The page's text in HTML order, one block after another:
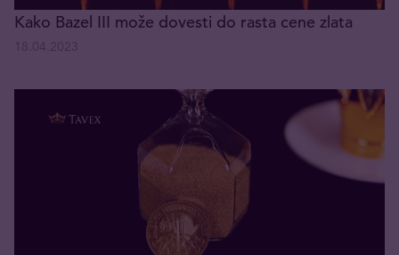
Kako Bazel III može dovesti do rasta cene zlata